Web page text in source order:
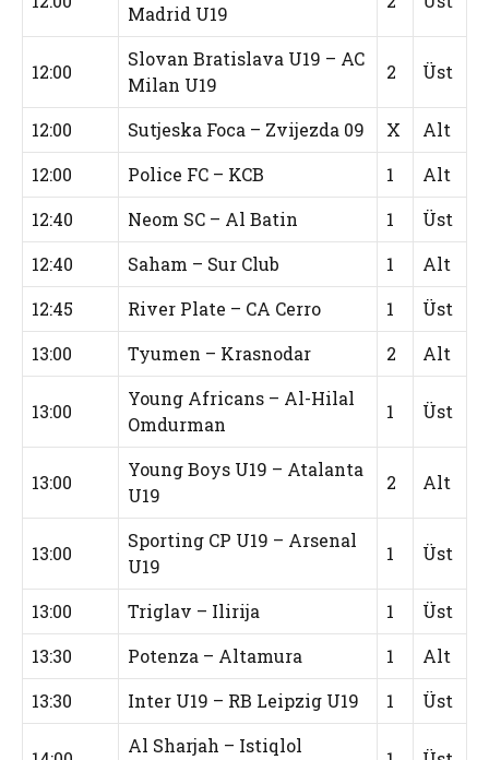
Madrid U19
12:00
Slovan Bratislava U19 – AC
Milan U19
2 Üst
12:00 Sutjeska Foca – Zvijezda 09 X
Alt
12:00
Police FC – KCB 1
Alt
12:40
Neom SC – Al Batin 1
Üst
12:40
Saham – Sur Club 1
Alt
12:45
River Plate – CA Cerro 1
Üst
13:00
Tyumen – Krasnodar 2 Alt
13:00
Young Africans – Al-Hilal
Omdurman
1 Üst
13:00
Young Boys U19 – Atalanta
U19
2 Alt
13:00
Sporting CP U19 – Arsenal
U19
1 Üst
13:00 Triglav – Ilirija 1
Üst
13:30
Potenza – Altamura 1
Alt
13:30
Inter U19 – RB Leipzig U19 1 Üst
Al Sharjah – Istiqlol